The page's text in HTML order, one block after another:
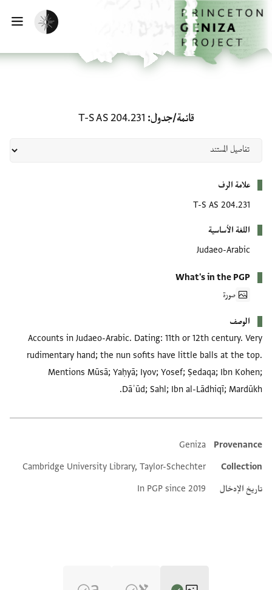
إلى المحتوى الرئيسي
الرئيسية
تفعيل الوضع المظلم
قائمة/جدول T-S AS 204.231
علامة الرف
T-S AS 204.231
اللغة الأساسية
Judaeo-Arabic
What's in the PGP
صورة
الوصف
Accounts in Judaeo-Arabic. Dating: 11th or 12th century. Very
rudimentary hand; the nun sofits have little balls at the top.
Mentions Mūsā; Yaḥyā; Iyov; Yosef; Ṣedaqa; Ibn Kohen;
Dāʾūd; Sahl; Ibn al-Lādhiqī; Mardūkh.
Additional metadata
Provenance
Geniza
Collection
Cambridge University Library, Taylor-Schechter
تاريخ الإدخال
In PGP since 2019